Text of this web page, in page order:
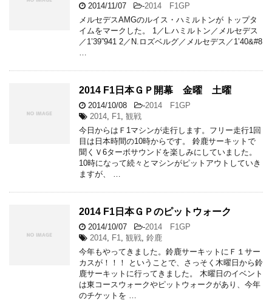
2014/11/07 -2014 F1GP
メルセデスAMGのルイス・ハミルトンが トップタ
イムをマークした。 1／L.ハミルトン／メルセデス
／1’39”941 2／N.ロズベルグ／メルセデス／1’40&#8
2014 F1日本ＧＰ開幕 金曜 土曜
2014/10/08 -2014 F1GP
2014 F1
観戦
今日からはＦ1マシンが走行します。フリー走行1回
目は日本時間の10時からです。 鈴鹿サーキットで
聞くＶ6ターボサウンドを楽しみにしていました。
10時になって続々とマシンがピットアウトしていき
ますが、 …
2014 F1日本ＧＰのピットウォーク
2014/10/07 -2014 F1GP
2014 F1 観戦 鈴鹿
今年もやってきました。鈴鹿サーキットにＦ１サー
カスが！！！ ということで、さっそく木曜日から鈴
鹿サーキットに行ってきました。 木曜日のイベント
は東コースウォークやピットウォークがあり、今年
のチケットを …